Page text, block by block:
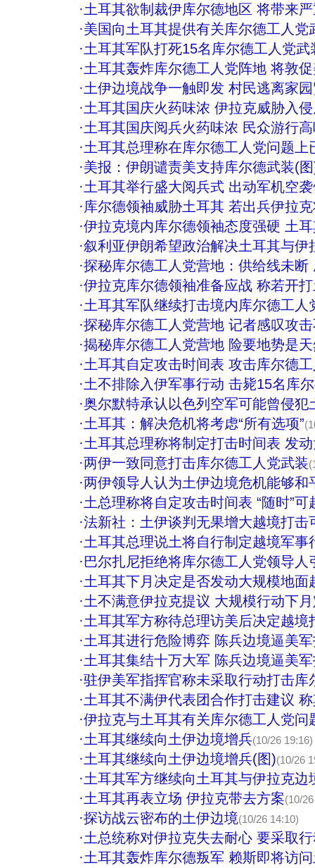
·土耳其欲制裁伊库尔德地区 将带来
·美国向土耳其提供有关库尔德工人党
·土耳其军队打死15名库尔德工人党武
·土耳其轰炸库尔德工人党阵地 将敦
·土伊边境战争一触即发 村民逃离家
·土耳其国庆火药味浓 伊拉克威胁入
·土耳其国庆阅兵火药味浓 民众游行
·土耳其总理称在库尔德工人党问题上
·美报：伊朗谴责美支持库尔德武装(
·土耳其举行盛大阅兵式 出动军机空
·库尔德领袖威胁土耳其 若出兵伊拉
·伊拉克境内库尔德领袖态度强硬 土
·叙利亚伊朗希望政治解决土耳其与伊
·探秘库尔德工人党营地：供给线未断
·伊拉克库尔德领袖准备应战 称若开
·土耳其军队继续打击境内库尔德工人
·探秘库尔德工人党营地 记者感叹攻
·揭秘库尔德工人党营地 险要地势是
·土耳其自定攻击时间表 攻击库尔德
·土不排除入伊军事行动 击毙15名库
·奥尔默特承认以色列空军可能曾侵犯
·土耳其：解决危机将考虑“所有选项”
·土耳其总理称将制定打击时间表 发
·两伊一致同意打击库尔德工人党武装
·两伊领导人认为土伊边境危机能够和
·土总理称将自定攻击时间表 “随时”可
·法新社：土伊谈判无果增大越境打击
·土耳其总理说土将自行制定越境军事
·巴尔扎尼拒绝将库尔德工人党领导人
·土耳其下月决定是否发动大规模地面
·土不满意伊拉克提议 大规模行动下
·土耳其军方称待总理访美后决定越境
·土耳其进行危险博弈 陈兵边境逼美
·土耳其集结十万大军 陈兵边境逼美
·驻伊美军指挥官称未采取行动打击库
·土耳其不满伊代表团合作打击建议
·伊拉克与土耳其有关库尔德工人党问
·土耳其继续向土伊边境增兵(10/26 19:16)
·土耳其继续向土伊边境增兵(图)(10/26
·土耳其军方继续向土耳其与伊拉克边
·土耳其再表立场 伊拉克带去方案(10/
·探访战云密布的土伊边境(10/26 14:10)
·土总统称对伊拉克失去耐心 要采取
·土耳其轰炸库尔德叛军 赖斯即将访